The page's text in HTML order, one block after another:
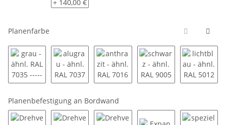
+ 140,00 €
Planenfarbe
Planenbefestigung an Bordwand